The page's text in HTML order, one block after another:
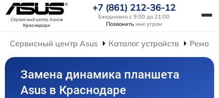
Сервисный центр Asusв
Краснодаре
+7 (861) 212-36-12
Ежедневно с 9:00 до 21:00
Позвонить мне утром
Сервисный центр Asus Каталог устройств
Замена динамика планшета
Asus в Краснодаре